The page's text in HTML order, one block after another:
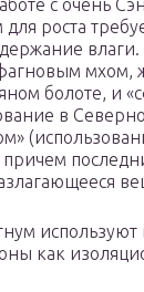
с очень
для роста
мхом,
болоте, и
в
используют
как